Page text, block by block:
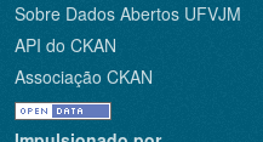
Sobre Dados Abertos UFVJM
API do CKAN
Associação CKAN